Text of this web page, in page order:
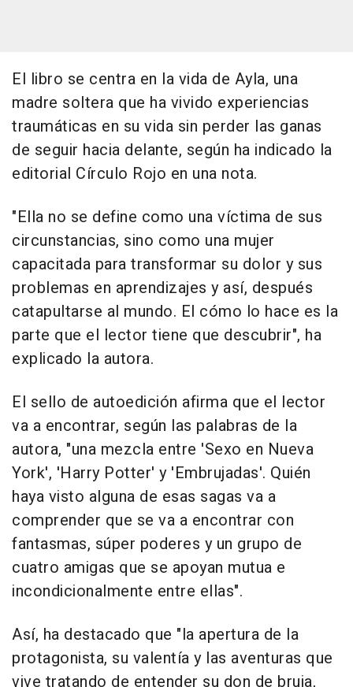
El libro se centra en la vida de Ayla, una
madre soltera que ha vivido experiencias
traumáticas en su vida sin perder las ganas
de seguir hacia delante, según ha indicado la
editorial Círculo Rojo en una nota.
"Ella no se define como una víctima de sus
circunstancias, sino como una mujer
capacitada para transformar su dolor y sus
problemas en aprendizajes y así, después
catapultarse al mundo. El cómo lo hace es la
parte que el lector tiene que descubrir", ha
explicado la autora.
El sello de autoedición afirma que el lector
va a encontrar, según las palabras de la
autora, "una mezcla entre 'Sexo en Nueva
York', 'Harry Potter' y 'Embrujadas'. Quién
haya visto alguna de esas sagas va a
comprender que se va a encontrar con
fantasmas, súper poderes y un grupo de
cuatro amigas que se apoyan mutua e
incondicionalmente entre ellas".
Así, ha destacado que "la apertura de la
protagonista, su valentía y las aventuras que
vive tratando de entender su don de bruja,